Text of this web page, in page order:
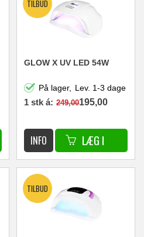
GLOW X UV LED 54W
På lager, Lev. 1-3 dage
1 stk á: 249,00195,00